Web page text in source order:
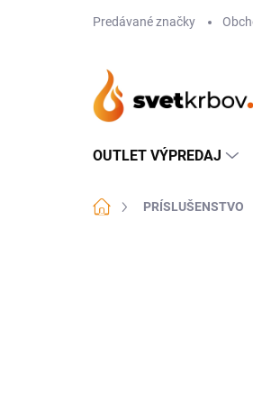
Predávané značky
OUTLET VÝPREDAJ
DomovPRÍSLUŠENSTVO